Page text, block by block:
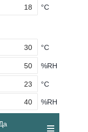
°C
°C
%RH
°C
%RH